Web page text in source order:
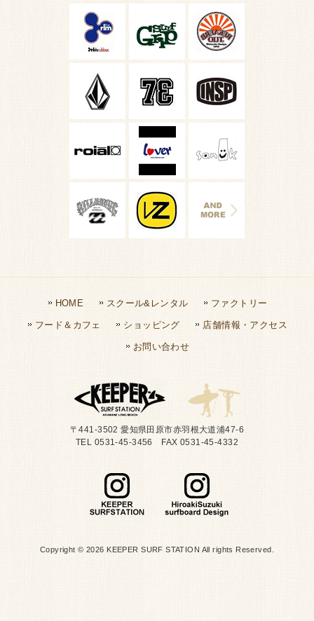
HOME スクール&レンタル ファクトリー
フード＆カフェ ショッピング 店舗情報・アクセス
お問い合わせ
〒441-3502 愛知県田原市赤羽根大道浦47-6
TEL 0531-45-3456 FAX 0531-45-4332
Copyright © 2026 KEEPER SURF STATION All rights Reserved.